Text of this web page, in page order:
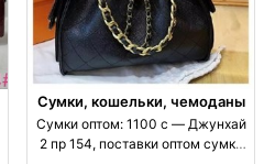
Сумки, кошельки, чемоданы
Сумки оптом: 1100 с — Джунхай
2 пр 154, поставки оптом сумки